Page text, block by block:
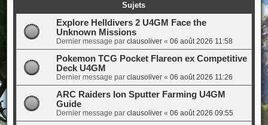
Sujets
Explore Helldivers 2 U4GM Face the
Unknown Missions
Dernier message par clausoliver« 06 août 2026 11:58
Pokemon TCG Pocket Flareon ex Competitive
Deck U4GM
Dernier message par clausoliver« 06 août 2026 11:26
ARC Raiders Ion Sputter Farming U4GM
Guide
Dernier message par clausoliver« 06 août 2026 09:55